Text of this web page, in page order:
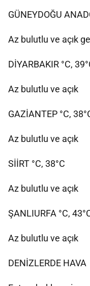
GÜNEYDOĞU
Az bulutlu ve açık
DİYARBAKIR °C,
Az bulutlu ve açık
GAZİANTEP °C,
Az bulutlu ve açık
SİİRT °C, 38°C
Az bulutlu ve açık
ŞANLIURFA °C,
Az bulutlu ve açık
DENİZLERDE HAVA